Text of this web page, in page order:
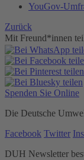
YouGov-
Zurück
Mit Freund*innen
Spenden Sie Online
Die Deutsche
Facebook Twitter
DUH Newsletter